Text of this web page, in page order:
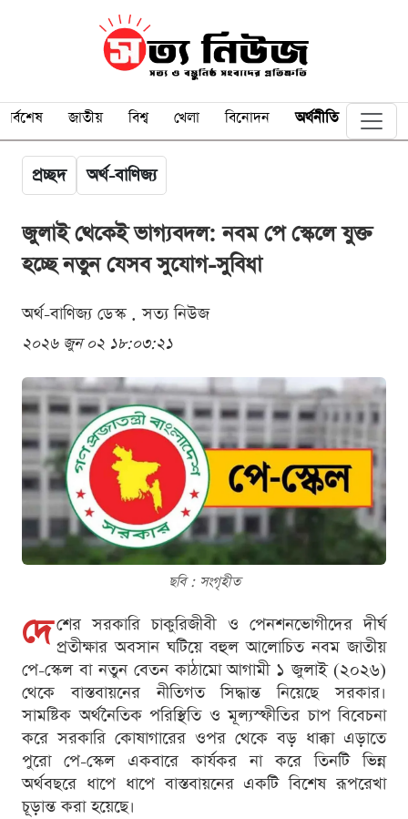
সর্বশেষ জাতীয় বিশ্ব খেলা বিনোদন অর্থনীতি
প্রচ্ছদ অর্থ-বাণিজ্য
জুলাই থেকেই ভাগ্যবদল: নবম পে স্কেলে যুক্ত
হচ্ছে নতুন যেসব সুযোগ-সুবিধা
অর্থ-বাণিজ্য ডেস্ক . সত্য নিউজ
২০২৬ জুন ০২ ১৮:০৩:২১
ছবি : সংগৃহীত
দে শের সরকারি চাকুরিজীবী ও পেনশনভোগীদের দীর্ঘ
প্রতীক্ষার অবসান ঘটিয়ে বহুল আলোচিত নবম জাতীয়
পে-স্কেল বা নতুন বেতন কাঠামো আগামী ১ জুলাই (২০২৬)
থেকে বাস্তবায়নের নীতিগত সিদ্ধান্ত নিয়েছে সরকার।
সামষ্টিক অর্থনৈতিক পরিস্থিতি ও মূল্যস্ফীতির চাপ বিবেচনা
করে সরকারি কোষাগারের ওপর থেকে বড় ধাক্কা এড়াতে
পুরো পে-স্কেল একবারে কার্যকর না করে তিনটি ভিন্ন
অর্থবছরে ধাপে ধাপে বাস্তবায়নের একটি বিশেষ রূপরেখা
চূড়ান্ত করা হয়েছে।